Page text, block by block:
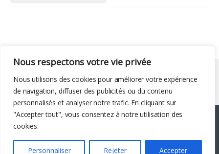
Nous respectons votre vie privée
Nous utilisons des cookies pour améliorer votre expérience
de navigation, diffuser des publicités ou du contenu
personnalisés et analyser notre trafic. En cliquant sur
"Accepter tout", vous consentez à notre utilisation des
cookies.
Personnaliser Rejeter Accepter
Liens utiles